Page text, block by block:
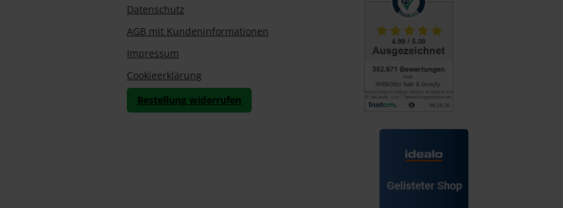
Datenschutz
AGB mit Kundeninformationen
Impressum
Cookieerklärung
Bestellung widerrufen